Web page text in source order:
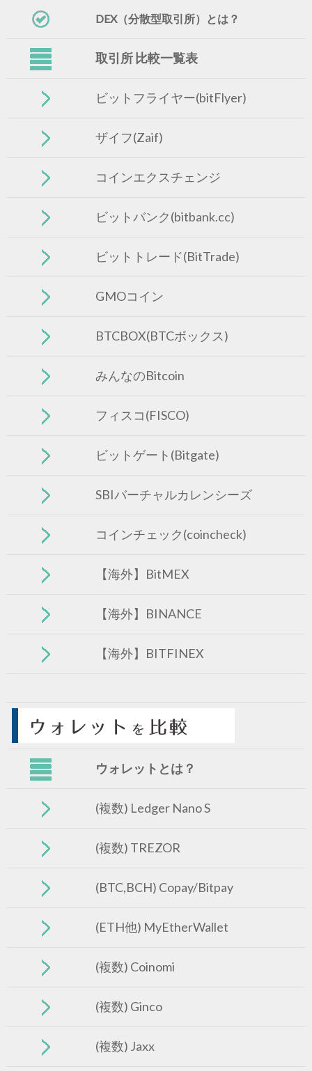
DEX（分散型取引所）とは？
取引所 比較一覧表
ビットフライヤー(bitFlyer)
ザイフ(Zaif)
コインエクスチェンジ
ビットバンク(bitbank.cc)
ビットトレード(BitTrade)
GMOコイン
BTCBOX(BTCボックス)
みんなのBitcoin
フィスコ(FISCO)
ビットゲート(Bitgate)
SBIバーチャルカレンシーズ
コインチェック(coincheck)
【海外】BitMEX
【海外】BINANCE
【海外】BITFINEX
ウォレットとは？
(複数) Ledger Nano S
(複数) TREZOR
(BTC,BCH) Copay/Bitpay
(ETH他) MyEtherWallet
(複数) Coinomi
(複数) Ginco
(複数) Jaxx